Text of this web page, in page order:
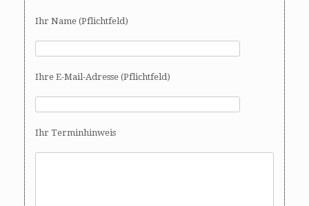
Ihr Name (Pflichtfeld)
Ihre E-Mail-Adresse (Pflichtfeld)
Ihr Terminhinweis